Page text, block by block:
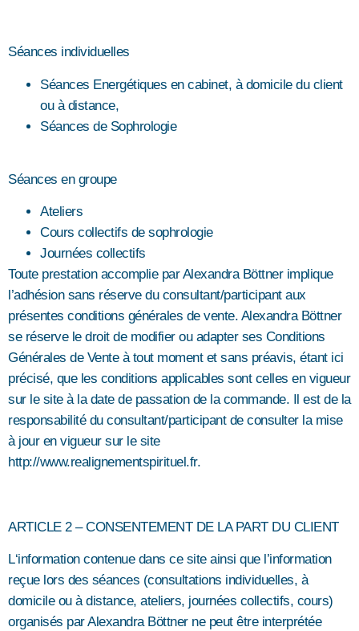
Séances individuelles
Séances Energétiques en cabinet, à domicile du client
ou à distance,
Séances de Sophrologie
Séances en groupe
Ateliers
Cours collectifs de sophrologie
Journées collectifs
Toute prestation accomplie par Alexandra Böttner implique
l’adhésion sans réserve du consultant/participant aux
présentes conditions générales de vente. Alexandra Böttner
se réserve le droit de modifier ou adapter ses Conditions
Générales de Vente à tout moment et sans préavis, étant ici
précisé, que les conditions applicables sont celles en vigueur
sur le site à la date de passation de la commande. Il est de la
responsabilité du consultant/participant de consulter la mise
à jour en vigueur sur le site
http://www.realignementspirituel.fr.
ARTICLE 2 – CONSENTEMENT DE LA PART DU CLIENT
L‘information contenue dans ce site ainsi que l’information
reçue lors des séances (consultations individuelles, à
domicile ou à distance, ateliers, journées collectifs, cours)
organisés par Alexandra Böttner ne peut être interprétée